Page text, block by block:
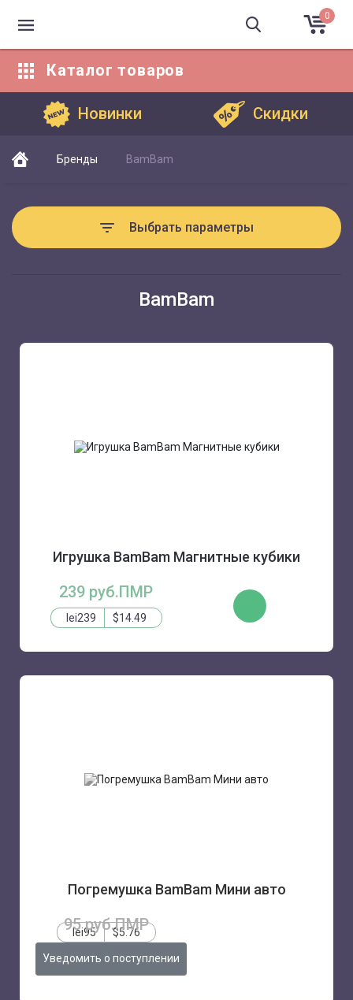
0
Каталог товаров
Новинки Скидки
Бренды BamBam
Выбрать параметры
BamBam
Игрушка BamBam Магнитные кубики
239 руб.ПМР
lei239 $14.49
КУПИТЬ
Погремушка BamBam Мини авто
95 руб.ПМР
lei95 $5.76
Уведомить о поступлении